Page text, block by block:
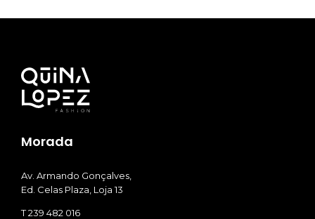
Morada
Av. Armando Gonçalves,
Ed. Celas Plaza, Loja 13
T 239 482 016